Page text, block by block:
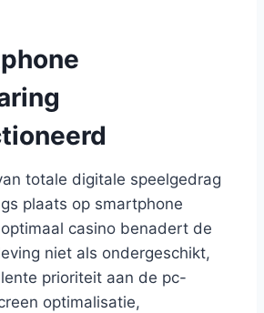
totale digitale speelgedrag
plaats op smartphone
casino benadert de
niet als ondergeschikt,
prioriteit aan de pc-
optimalisatie,